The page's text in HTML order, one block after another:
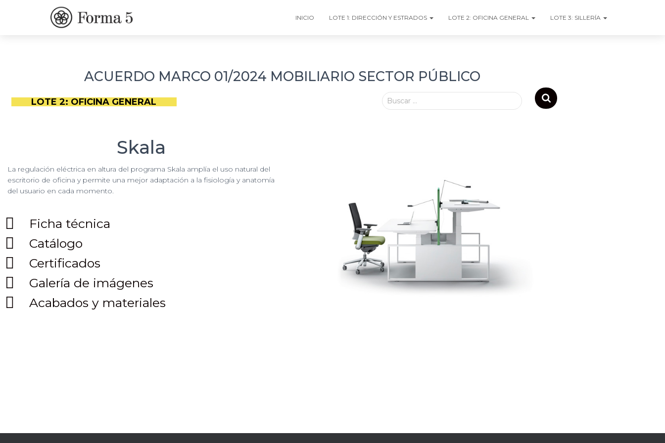
INICIO LOTE 1: DIRECCIÓN Y ESTRADOS LOTE 2: OFICINA GENERAL LOTE 3: SILLERÍA
ACUERDO MARCO 01/2024 MOBILIARIO SECTOR PÚBLICO
LOTE 2: OFICINA GENERAL Buscar …
Skala
La regulación eléctrica en altura del programa Skala amplía el uso natural del
escritorio de oficina y permite una mejor adaptación a la fisiología y anatomía
del usuario en cada momento.
Ficha técnica
Catálogo
Certificados
Galería de imágenes
Acabados y materiales